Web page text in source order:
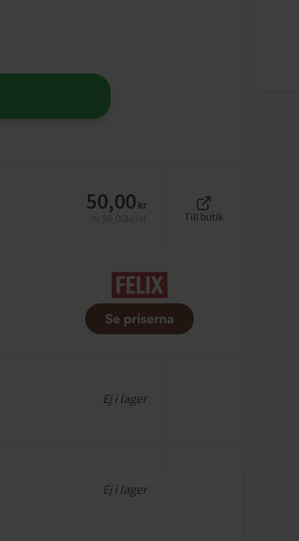
50,00 kr
Till butik
Ej i lager
Ej i lager